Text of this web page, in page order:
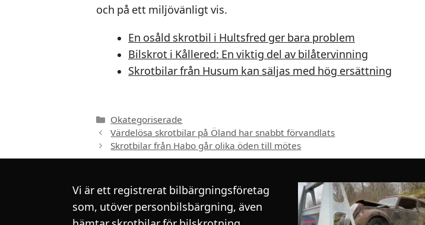
och på ett miljövänligt vis.
En osåld skrotbil i Hultsfred ger bara problem
Bilskrot i Kållered: En viktig del av bilåtervinning
Skrotbilar från Husum kan säljas med hög ersättning
Kategorier
Okategoriserade
Värdelösa skrotbilar på Öland har snabbt förvandlats
Skrotbilar från Habo går olika öden till mötes
Vi är ett registrerat bilbärgningsföretag
som, utöver personbilsbärgning, även